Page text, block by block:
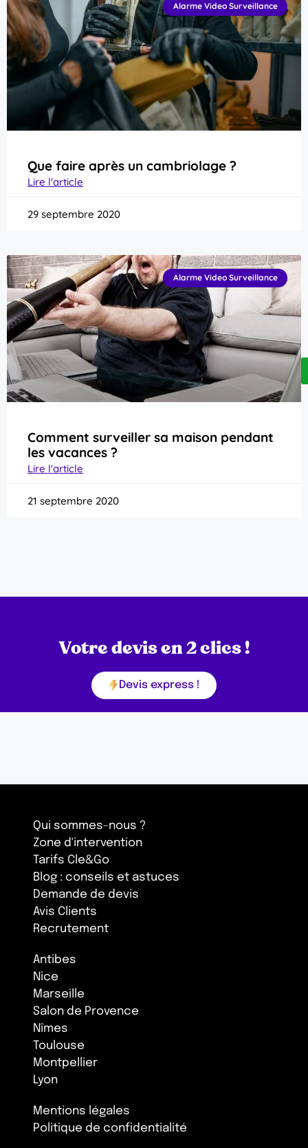
Alarme Video Surveillance
Que faire après un cambriolage ?
Lire l'article
29 septembre 2020
Alarme Video Surveillance
Comment surveiller sa maison pendant
les vacances ?
Lire l'article
21 septembre 2020
Votre devis en 2 clics !
Devis express !
Qui sommes-nous ?
Zone d'intervention
Tarifs Cle&Go
Blog : conseils et astuces
Demande de devis
Avis Clients
Recrutement
Antibes
Nice
Marseille
Salon de Provence
Nîmes
Toulouse
Montpellier
Lyon
Mentions légales
Politique de confidentialité